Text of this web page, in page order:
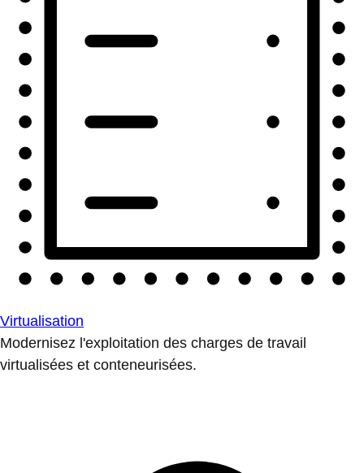
Virtualisation
Modernisez l'exploitation des charges de travail
virtualisées et conteneurisées.